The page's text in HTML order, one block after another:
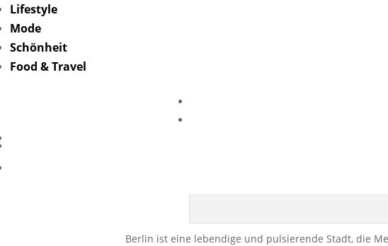
Lifestyle
Mode
Schönheit
Food & Travel
Tipps zur
Berlin ist eine lebendige und pulsierende Stadt, die